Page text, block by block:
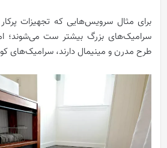
برای مثال سرویس‌هایی که تجهیزات
سرامیک‌های بزرگ بیشتر ست می‌شوند؛
طرح مدرن و مینیمال دارند،